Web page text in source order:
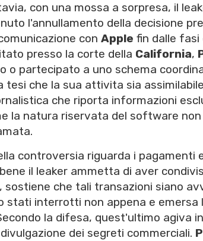
con una mossa a sorpresa, il
l'annullamento della decisione
con Apple fin dalle fasi
presso la corte della California,
o partecipato a uno schema
tesi che la sua attivita sia
che riporta informazioni
la natura riservata del software
controversia riguarda i pagamenti
il leaker ammetta di aver
sostiene che tali transazioni siano
stati interrotti non appena e emersa
la difesa, quest'ultimo agiva
dei segreti commerciali.